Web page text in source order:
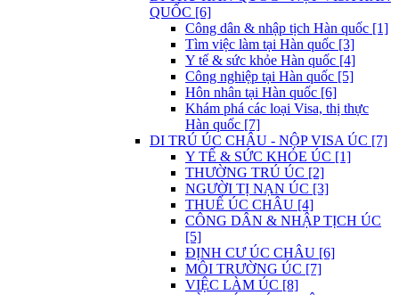
QUỐC [6]
Công dân & nhập tịch Hàn quốc [1]
Tìm việc làm tại Hàn quốc [3]
Y tế & sức khỏe Hàn quốc [4]
Công nghiệp tại Hàn quốc [5]
Hôn nhân tại Hàn quốc [6]
Khám phá các loại Visa, thị thực
Hàn quốc [7]
DI TRÚ ÚC CHÂU - NỘP VISA ÚC [7]
Y TẾ & SỨC KHỎE ÚC [1]
THƯỜNG TRÚ ÚC [2]
NGƯỜI TỊ NẠN ÚC [3]
THUẾ ÚC CHÂU [4]
CÔNG DÂN & NHẬP TỊCH ÚC
[5]
ĐỊNH CƯ ÚC CHÂU [6]
MÔI TRƯỜNG ÚC [7]
VIỆC LÀM ÚC [8]